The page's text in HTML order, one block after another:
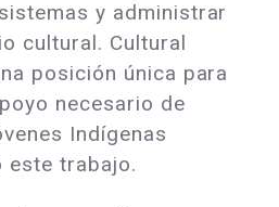
y administrar
cultural. Cultural
posición única para
necesario de
Indígenas
este trabajo.